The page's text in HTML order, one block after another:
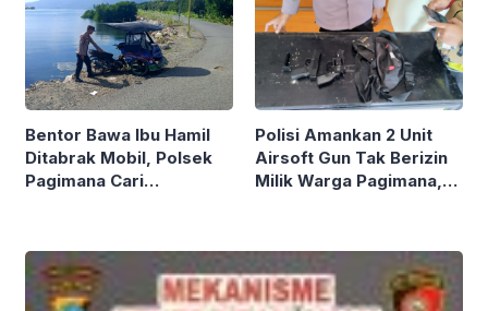
Mental
Bentor Bawa Ibu Hamil
Ditabrak Mobil, Polsek
Pagimana Cari
Polisi Amankan 2 Unit
Airsoft Gun Tak Berizin
Milik Warga Pagimana,